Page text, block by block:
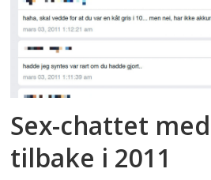
Sex-chattet
tilbake i 2011